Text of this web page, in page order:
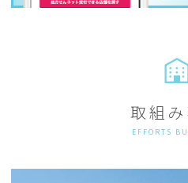
取組
EFFORTS